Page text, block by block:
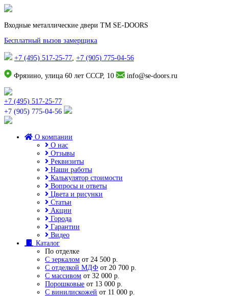
Входные металлические двери TM SE-DOORS
Бесплатный вызов замерщика
+7 (495) 517-25-77, +7 (905) 775-04-56
Фрязино, улица 60 лет СССР, 10 info@se-doors.ru
+7 (495) 517-25-77
+7 (905) 775-04-56
О компании
О нас
Отзывы
Реквизиты
Наши работы
Калькулятор стоимости
Вопросы и ответы
Цвета и рисунки
Статьи
Акции
Города
Гарантии
Видео
Каталог
По отделке
С зеркалом от 24 500 р.
С отделкой МДФ от 20 700 р.
С массивом от 32 000 р.
Порошковые от 13 000 р.
С винилискожей от 11 000 р.